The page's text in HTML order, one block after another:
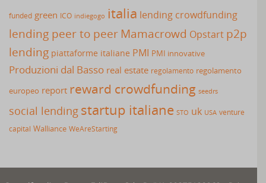
funded green ICO indiegogo italia lending crowdfunding
lending peer to peer Mamacrowd Opstart p2p
lending piattaforme italiane PMI PMI innovative
Produzioni dal Basso real estate regolamento regolamento
europeo report reward crowdfunding seedrs
social lending startup italiane STO uk USA venture
capital Walliance WeAreStarting